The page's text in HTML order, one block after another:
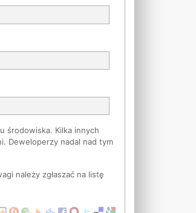
środowiska. Kilka innych
Deweloperzy nadal nad tym
należy zgłaszać na listę